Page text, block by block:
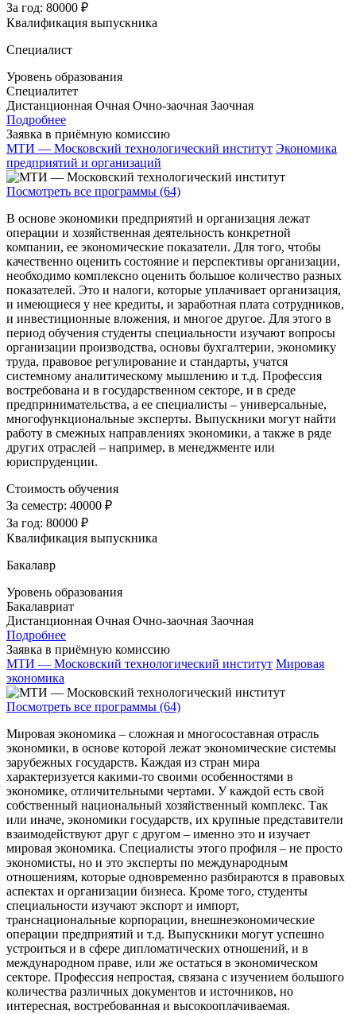
За год: 80000 ₽
Квалификация выпускника
Специалист
Уровень образования
Специалитет
Дистанционная Очная Очно-заочная Заочная
Подробнее
Заявка в приёмную комиссию
МТИ — Московский технологический институт Экономика
предприятий и организаций
Посмотреть все программы (64)
В основе экономики предприятий и организация лежат
операции и хозяйственная деятельность конкретной
компании, ее экономические показатели. Для того, чтобы
качественно оценить состояние и перспективы организации,
необходимо комплексно оценить большое количество разных
показателей. Это и налоги, которые уплачивает организация,
и имеющиеся у нее кредиты, и заработная плата сотрудников,
и инвестиционные вложения, и многое другое. Для этого в
период обучения студенты специальности изучают вопросы
организации производства, основы бухгалтерии, экономику
труда, правовое регулирование и стандарты, учатся
системному аналитическому мышлению и т.д. Профессия
востребована и в государственном секторе, и в среде
предпринимательства, а ее специалисты – универсальные,
многофункциональные эксперты. Выпускники могут найти
работу в смежных направлениях экономики, а также в ряде
других отраслей – например, в менеджменте или
юриспруденции.
Стоимость обучения
За семестр: 40000 ₽
За год: 80000 ₽
Квалификация выпускника
Бакалавр
Уровень образования
Бакалавриат
Дистанционная Очная Очно-заочная Заочная
Подробнее
Заявка в приёмную комиссию
МТИ — Московский технологический институт Мировая
экономика
Посмотреть все программы (64)
Мировая экономика – сложная и многосоставная отрасль
экономики, в основе которой лежат экономические системы
зарубежных государств. Каждая из стран мира
характеризуется какими-то своими особенностями в
экономике, отличительными чертами. У каждой есть свой
собственный национальный хозяйственный комплекс. Так
или иначе, экономики государств, их крупные представители
взаимодействуют друг с другом – именно это и изучает
мировая экономика. Специалисты этого профиля – не просто
экономисты, но и это эксперты по международным
отношениям, которые одновременно разбираются в правовых
аспектах и организации бизнеса. Кроме того, студенты
специальности изучают экспорт и импорт,
транснациональные корпорации, внешнеэкономические
операции предприятий и т.д. Выпускники могут успешно
устроиться и в сфере дипломатических отношений, и в
международном праве, или же остаться в экономическом
секторе. Профессия непростая, связана с изучением большого
количества различных документов и источников, но
интересная, востребованная и высокооплачиваемая.